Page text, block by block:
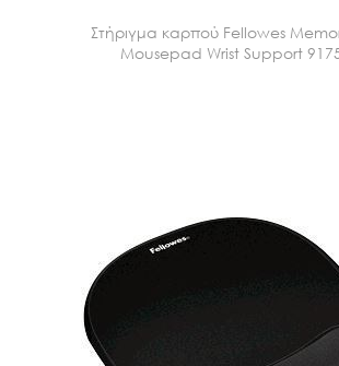
Στήριγμα καρπού Fellowes
Mousepad Wrist Support